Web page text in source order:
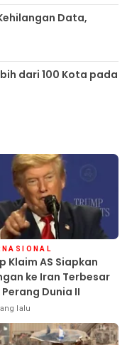
Data,
dari 100 Kota pada
Klaim AS Siapkan
ke Iran Terbesar
Dunia II
lalu